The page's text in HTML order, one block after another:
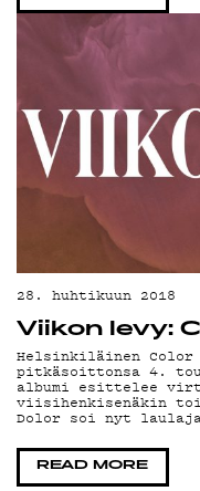
28. huhtikuun 2018
Viikon levy:
Helsinkiläinen Color
pitkäsoittonsa 4.
albumi esittelee
viisihenkisenäkin
Dolor soi nyt
READ MORE